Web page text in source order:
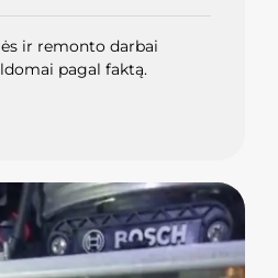
ir remonto darbai
pagal faktą.